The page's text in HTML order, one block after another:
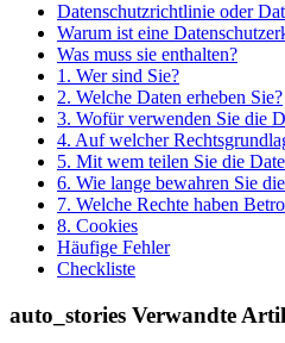
Datenschutzrichtlinie oder
Warum ist eine
Was muss sie enthalten?
1. Wer sind Sie?
2. Welche Daten erheben Sie?
3. Wofür verwenden Sie die
4. Auf welcher
5. Mit wem teilen Sie die
6. Wie lange bewahren Sie
7. Welche Rechte haben
8. Cookies
Häufige Fehler
Checkliste
auto_stories Verwandte